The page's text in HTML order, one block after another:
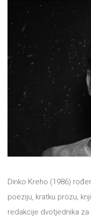
NOVOSTI
Dinko Kreho (1986)
poeziju, kratku prozu,
redakcije dvotjednika